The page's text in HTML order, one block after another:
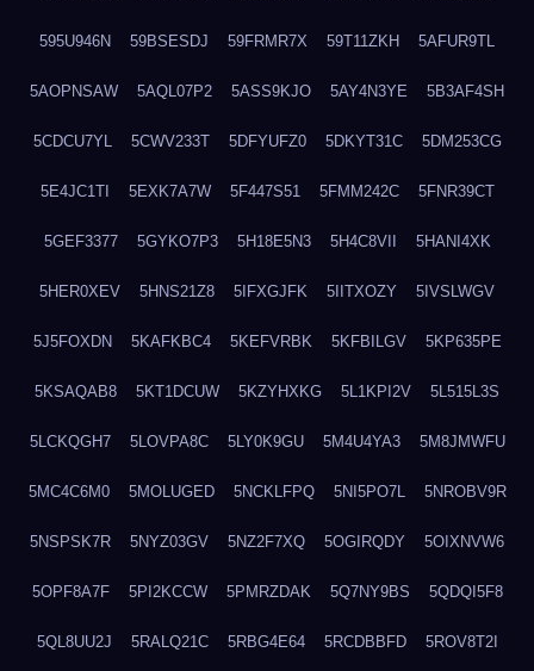
595U946N 59BSESDJ 59FRMR7X 59T11ZKH 5AFUR9TL
5AOPNSAW 5AQL07P2 5ASS9KJO 5AY4N3YE 5B3AF4SH
5CDCU7YL 5CWV233T 5DFYUFZ0 5DKYT31C 5DM253CG
5E4JC1TI 5EXK7A7W 5F447S51 5FMM242C 5FNR39CT
5GEF3377 5GYKO7P3 5H18E5N3 5H4C8VII 5HANI4XK
5HER0XEV 5HNS21Z8 5IFXGJFK 5IITXOZY 5IVSLWGV
5J5FOXDN 5KAFKBC4 5KEFVRBK 5KFBILGV 5KP635PE
5KSAQAB8 5KT1DCUW 5KZYHXKG 5L1KPI2V 5L515L3S
5LCKQGH7 5LOVPA8C 5LY0K9GU 5M4U4YA3 5M8JMWFU
5MC4C6M0 5MOLUGED 5NCKLFPQ 5NI5PO7L 5NROBV9R
5NSPSK7R 5NYZ03GV 5NZ2F7XQ 5OGIRQDY 5OIXNVW6
5OPF8A7F 5PI2KCCW 5PMRZDAK 5Q7NY9BS 5QDQI5F8
5QL8UU2J 5RALQ21C 5RBG4E64 5RCDBBFD 5ROV8T2I